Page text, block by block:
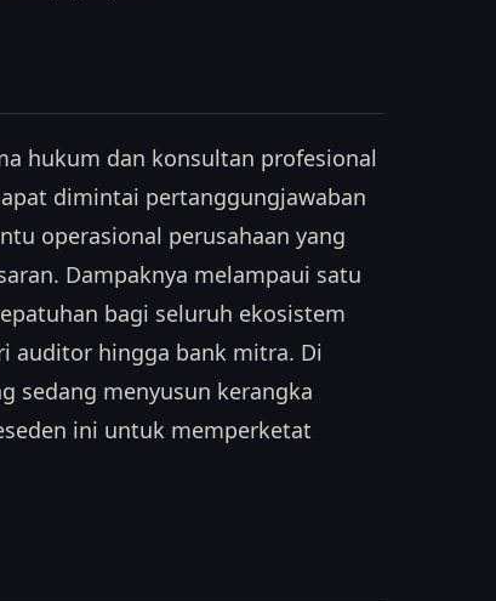
hukum dan konsultan profesional
dimintai pertanggungjawaban
operasional perusahaan yang
Dampaknya melampaui satu
bagi seluruh ekosistem
auditor hingga bank mitra. Di
sedang menyusun kerangka
ini untuk memperketat